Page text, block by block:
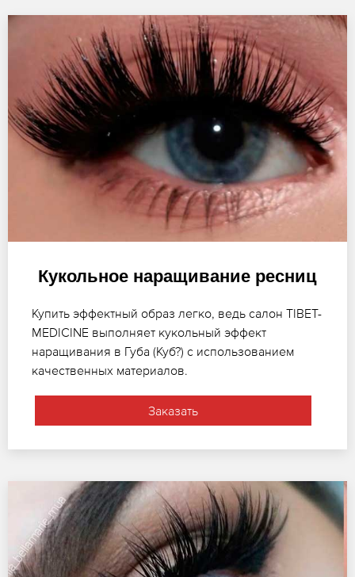
Кукольное наращивание ресниц
Купить эффектный образ легко, ведь салон TIBET-
MEDICINE выполняет кукольный эффект
наращивания в Губа (Куб?) с использованием
качественных материалов.
Заказать